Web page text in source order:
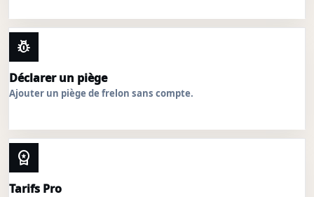
pest_control
Déclarer un piège
Ajouter un piège de frelon sans compte.
workspace_premium
Tarifs Pro